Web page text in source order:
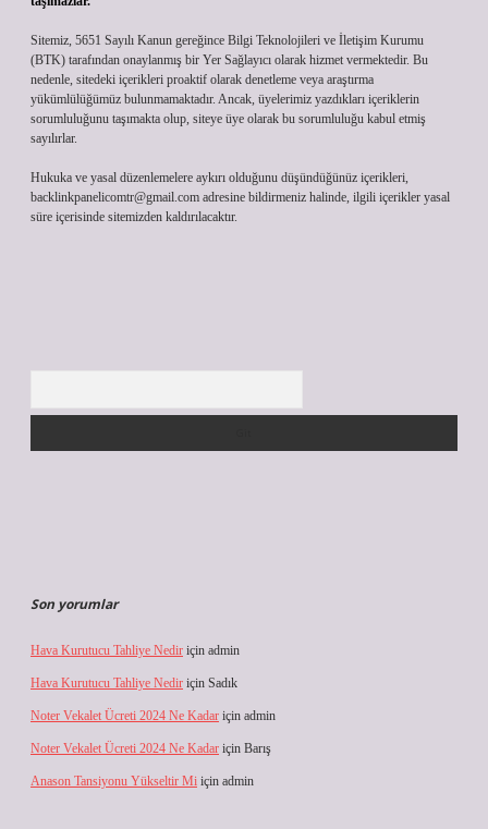
Sitemiz, 5651 Sayılı Kanun gereğince Bilgi Teknolojileri ve İletişim Kurumu
(BTK) tarafından onaylanmış bir Yer Sağlayıcı olarak hizmet vermektedir. Bu
nedenle, sitedeki içerikleri proaktif olarak denetleme veya araştırma
yükümlülüğümüz bulunmamaktadır. Ancak, üyelerimiz yazdıkları içeriklerin
sorumluluğunu taşımakta olup, siteye üye olarak bu sorumluluğu kabul etmiş
sayılırlar.
Hukuka ve yasal düzenlemelere aykırı olduğunu düşündüğünüz içerikleri,
backlinkpanelicomtr@gmail.com adresine bildirmeniz halinde, ilgili içerikler yasal
süre içerisinde sitemizden kaldırılacaktır.
Son yorumlar
Hava Kurutucu Tahliye Nedir için admin
Hava Kurutucu Tahliye Nedir için Sadık
Noter Vekalet Ücreti 2024 Ne Kadar için admin
Noter Vekalet Ücreti 2024 Ne Kadar için Barış
Anason Tansiyonu Yükseltir Mi için admin